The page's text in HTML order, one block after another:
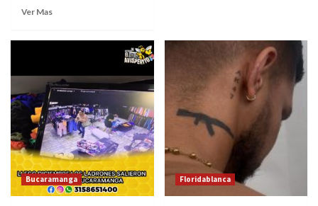
Ver Mas
Bucaramanga Floridablanca